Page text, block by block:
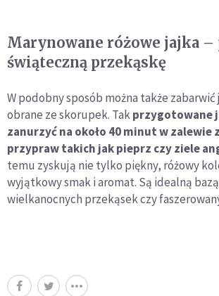
Marynowane różowe jajka –
świąteczną przekąskę
W podobny sposób można także
obrane ze skorupek. Takprzygotowane
zanurzyć na około 40 minut w zalewie
przypraw takich jak pieprz czy ziele
temu zyskują nie tylko piękny, różowy
wyjątkowy smak i aromat. Są idealną
wielkanocnych przekąsek czy